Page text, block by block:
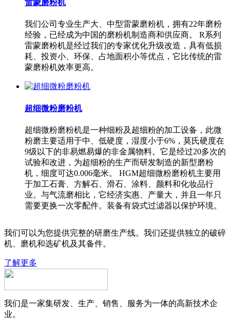
雷蒙磨粉机
我们公司专业生产大、中型雷蒙磨粉机，拥有22年磨粉
经验，已经成为中国的磨粉机制造商和供应商。 R系列
雷蒙磨粉机是经过我们的专家优化升级改造，具有低损
耗、投资小、环保、占地面积小等优点，它比传统的雷
蒙磨粉机效率更高。
超细微粉磨粉机
超细微粉磨粉机是一种细粉及超细粉的加工设备，此微
粉磨主要适用于中、低硬度，湿度小于6%，莫氏硬度在
9级以下的非易燃易爆的非金属物料。它是经过20多次的
试验和改进，为超细粉的生产而研发制造的新型磨粉
机，细度可达0.006毫米。 HGM超细微粉磨粉机主要用
于加工石膏、方解石、滑石、涂料、颜料和化妆品行
业。与气流磨相比，它经济实惠、产量大，并且一年只
需要更换一次零配件。装备有袋式过滤器以保护环境。
我们可以为您提供完整的研磨生产线。我们还提供独立的破碎
机、磨机和选矿机及其备件。
了解更多
我们是一家集研发、生产、销售、服务为一体的高新技术企
业。